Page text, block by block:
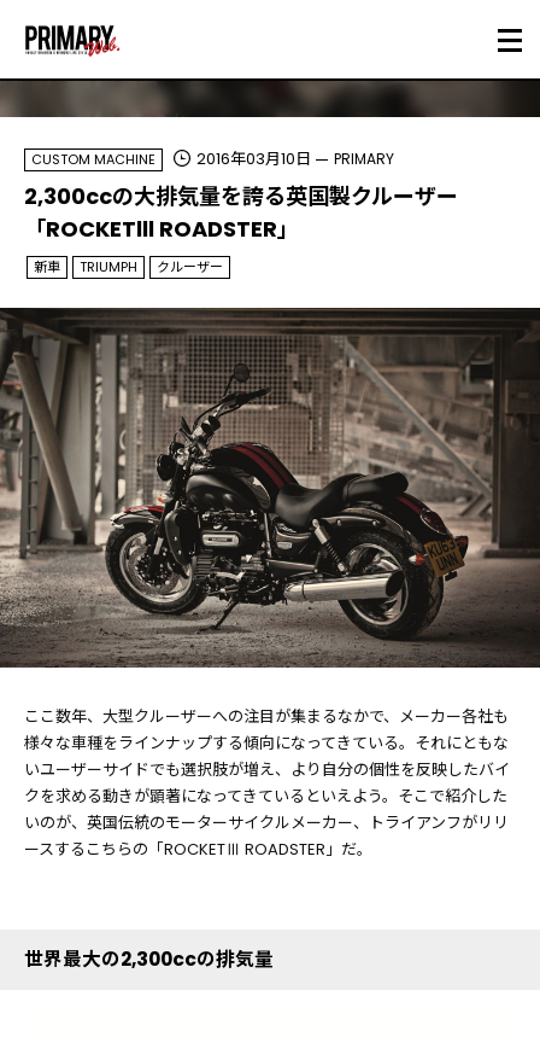
CUSTOM MACHINE 2016年03月10日 PRIMARY
2,300ccの大排気量を誇る英国製クルーザー
「ROCKETlll ROADSTER」
新車 TRIUMPH クルーザー
ここ数年、大型クルーザーへの注目が集まるなかで、メーカー各社も
様々な車種をラインナップする傾向になってきている。それにともな
いユーザーサイドでも選択肢が増え、より自分の個性を反映したバイ
クを求める動きが顕著になってきているといえよう。そこで紹介した
いのが、英国伝統のモーターサイクルメーカー、トライアンフがリリ
ースするこちらの「ROCKETⅢ ROADSTER」だ。
世界最大の2,300ccの排気量